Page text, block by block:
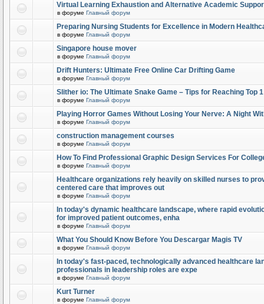
Virtual Learning Exhaustion and Alternative Academic
в форуме Главный форум
Preparing Nursing Students for Excellence in Modern
в форуме Главный форум
Singapore house mover
в форуме Главный форум
Drift Hunters: Ultimate Free Online Car Drifting Game
в форуме Главный форум
Slither io: The Ultimate Snake Game – Tips for Reaching Top
в форуме Главный форум
Playing Horror Games Without Losing Your Nerve: A Night
в форуме Главный форум
construction management courses
в форуме Главный форум
How To Find Professional Graphic Design Services For
в форуме Главный форум
Healthcare organizations rely heavily on skilled nurses to
centered care that improves out
в форуме Главный форум
In today's dynamic healthcare landscape, where rapid
for improved patient outcomes, enha
в форуме Главный форум
What You Should Know Before You Descargar Magis TV
в форуме Главный форум
In today's fast-paced, technologically advanced healthcare
professionals in leadership roles are expe
в форуме Главный форум
Kurt Turner
в форуме Главный форум